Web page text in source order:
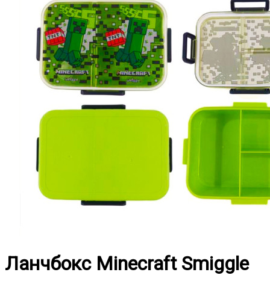
Ланчбокс Minecraft Smiggle